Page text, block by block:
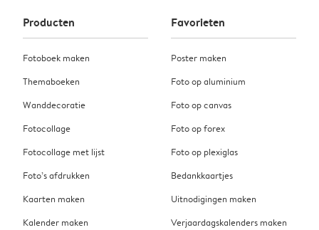
Producten
Fotoboek maken
Themaboeken
Wanddecoratie
Fotocollage
Fotocollage met lijst
Foto’s afdrukken
Kaarten maken
Kalender maken
Favorieten
Poster maken
Foto op aluminium
Foto op canvas
Foto op forex
Foto op plexiglas
Bedankkaartjes
Uitnodigingen maken
Verjaardagskalenders maken